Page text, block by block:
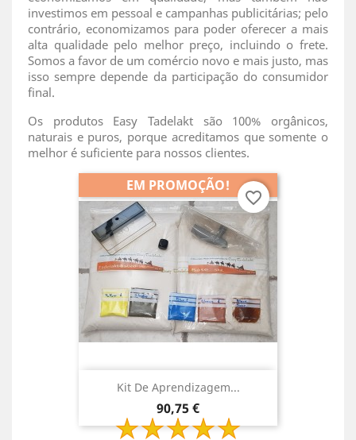
investimos em pessoal e campanhas publicitárias; pelo
contrário, economizamos para poder oferecer a mais
alta qualidade pelo melhor preço, incluindo o frete.
Somos a favor de um comércio novo e mais justo, mas
isso sempre depende da participação do consumidor
final.
Os produtos Easy Tadelakt são 100% orgânicos,
naturais e puros, porque acreditamos que somente o
melhor é suficiente para nossos clientes.
Kit De Aprendizagem...
Preço
90,75 €
EM PROMOÇÃO!
favorite_border